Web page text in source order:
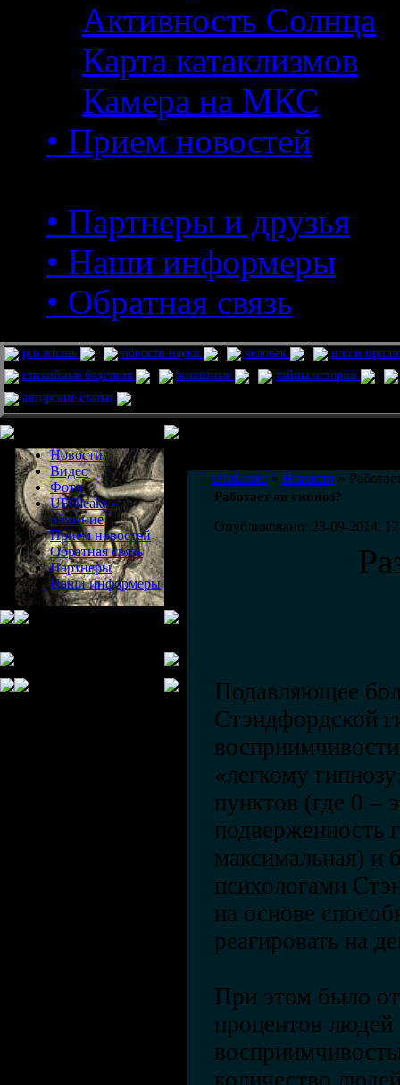
Активность Солнца
Карта катаклизмов
Камера на МКС
• Прием новостей
• Партнеры и друзья
• Наши информеры
• Обратная связь
pro жизнь новости науки человек
нло и
стихийные бедствия
животные
тайны истории
авторские статьи
Новости
Видео
Фото
UFOleaks -
общение
Прием новостей
Обратная связь
Партнеры
Наши информеры
UfoLeaks » Новости »
Работает ли гипноз?
Опубликовано: 23-09-2014,
Подавляющее
Стэндфордской
«легкому
пунктов (где 0 –
подверженность
максимальная) и
психологами
на основе
реагировать на
При этом было
процентов
количество